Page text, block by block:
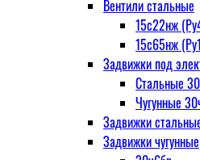
Вентили стальные
15с22нж
15с65нж
Задвижки под
Стальные
Чугунные
Задвижки
Задвижки чугунные